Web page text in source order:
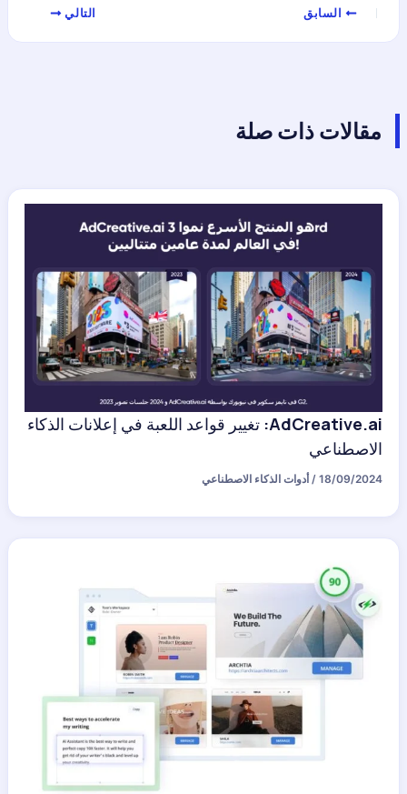
السابق التالي
مقالات ذات صلة
AdCreative.ai: تغيير قواعد اللعبة في إعلانات الذكاء
الاصطناعي
18/09/2024
/ أدوات الذكاء الاصطناعي